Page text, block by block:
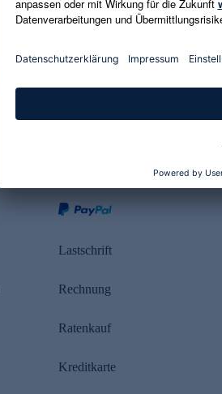
Lastschrift
Rechnung
Ratenkauf
Kreditkarte